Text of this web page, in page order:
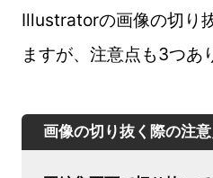
Illustratorの画像の切り
ますが、注意点も3つあ
画像の切り抜く際の注